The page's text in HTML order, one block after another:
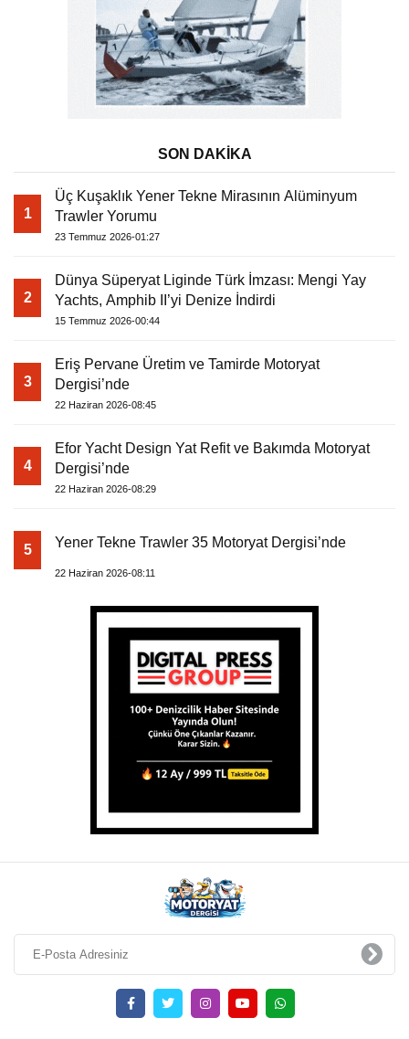
SON DAKİKA
1
Üç Kuşaklık Yener Tekne Mirasının Alüminyum
Trawler Yorumu
23 Temmuz 2026-01:27
2
Dünya Süperyat Liginde Türk İmzası: Mengi Yay
Yachts, Amphib II’yi Denize İndirdi
15 Temmuz 2026-00:44
3
Eriş Pervane Üretim ve Tamirde Motoryat
Dergisi’nde
22 Haziran 2026-08:45
4
Efor Yacht Design Yat Refit ve Bakımda Motoryat
Dergisi’nde
22 Haziran 2026-08:29
5 Yener Tekne Trawler 35 Motoryat Dergisi’nde
22 Haziran 2026-08:11